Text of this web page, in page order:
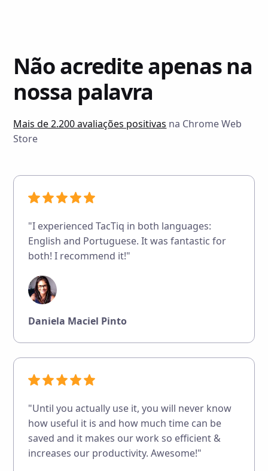
Não acredite apenas na
nossa palavra
Mais de 2.200 avaliações positivas na Chrome Web
Store
"I experienced TacTiq in both languages:
English and Portuguese. It was fantastic for
both! I recommend it!"
Daniela Maciel Pinto
"Until you actually use it, you will never know
how useful it is and how much time can be
saved and it makes our work so efficient &
increases our productivity. Awesome!"